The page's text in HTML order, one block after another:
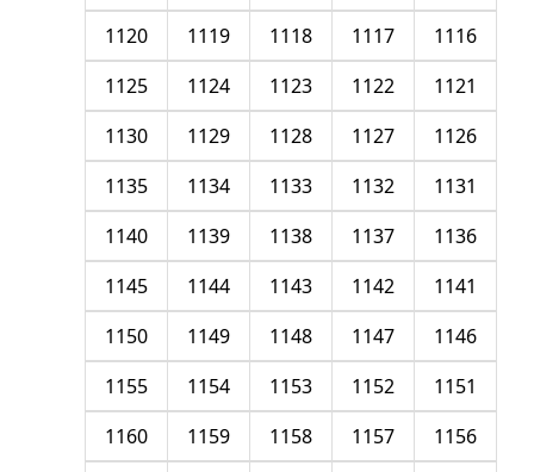
1116
1117
1118
1119
1120
1121
1122
1123
1124
1125
1126
1127
1128
1129
1130
1131
1132
1133
1134
1135
1136
1137
1138
1139
1140
1141
1142
1143
1144
1145
1146
1147
1148
1149
1150
1151
1152
1153
1154
1155
1156
1157
1158
1159
1160